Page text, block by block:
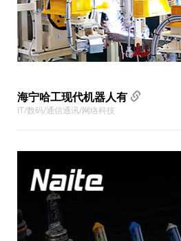
海宁哈工现代机器人有
IT/数码/通信通讯/网络科技